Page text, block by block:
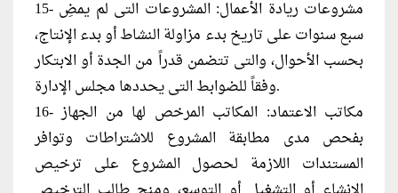
15- مشروعات ريادة الأعمال: المشروعات التى لم يمضِ
سبع سنوات على تاريخ بدء مزاولة النشاط أو بدء الإنتاج،
بحسب الأحوال، والتى تتضمن قدراً من الجدة أو الابتكار
وفقاً للضوابط التى يحددها مجلس الإدارة.
16- مكاتب الاعتماد: المكاتب المرخص لها من الجهاز
بفحص مدى مطابقة المشروع للاشتراطات وتوافر
المستندات اللازمة لحصول المشروع على ترخيص